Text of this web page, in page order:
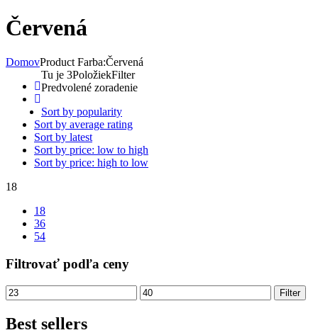
Červená
DomovProduct Farba:Červená
Tu je 3PoložiekFilter
Predvolené zoradenie
Sort by popularity
Sort by average rating
Sort by latest
Sort by price: low to high
Sort by price: high to low
18
18
36
54
Filtrovať podľa ceny
Filter
Best sellers